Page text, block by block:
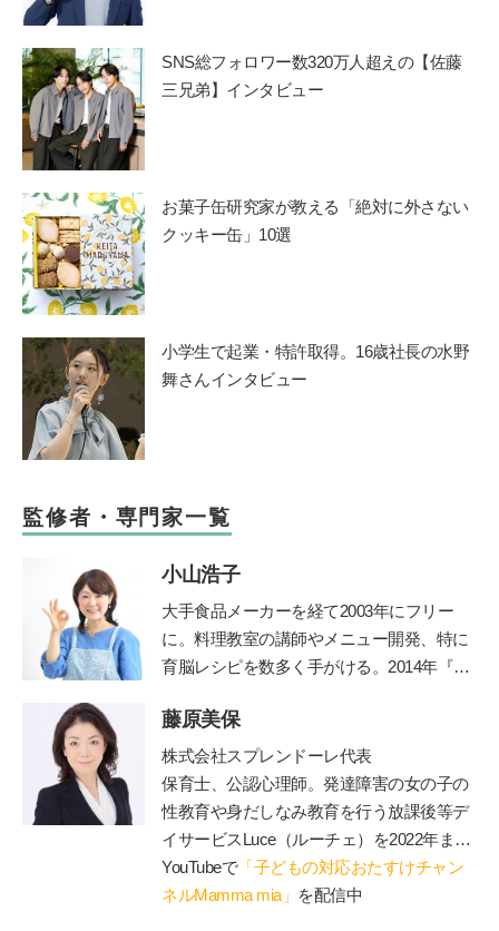
SNS総フォロワー数320万人超えの【佐藤
三兄弟】インタビュー
お菓子缶研究家が教える「絶対に外さない
クッキー缶」10選
小学生で起業・特許取得。16歳社長の水野
舞さんインタビュー
監修者・専門家一覧
小山浩子
大手食品メーカーを経て2003年にフリー
に。料理教室の講師やメニュー開発、特に
育脳レシピを数多く手がける。2014年『目
（主婦の友社）で、グルマン世界料理大賞
を受賞。著書に『子どもの脳は「朝ごは
ん」で決まる！』『かしこい子どもに育
つ！ 育脳離乳食』（小学館）など多数。
最新著書は『やる気と集中力を養う3～6歳
ごはん』（池田書店）。公式ホームページ
藤原美保
株式会社スプレンドーレ代表
保育士、公認心理師。発達障害の女の子の
性教育や身だしなみ教育を行う放課後等デ
イサービスLuce（ルーチェ）を2022年まで
運営。現在は障害のあるお子さんと保護者
が一緒に通うことができる脱毛サロン
YouTubeで「子どもの対応おたすけチャン
ネルMamma mia」 を配信中